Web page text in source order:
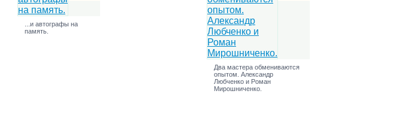
...и автографы на
память.
Два мастера обмениваются
опытом. Александр
Любченко и Роман
Мирошниченко.